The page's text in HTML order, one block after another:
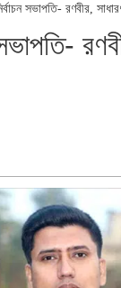
সভাপতি- রণবীর,
সভাপতি-